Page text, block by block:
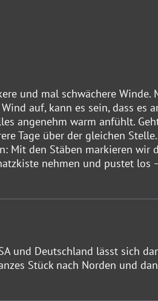
und mal schwächere Winde.
auf, kann es sein, dass es
angenehm warm anfühlt.
Tage über der gleichen
Mit den Stäben markieren wir
nehmen und pustet
und Deutschland lässt sich
Stück nach Norden und